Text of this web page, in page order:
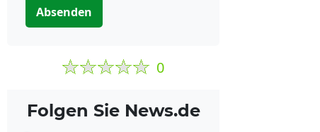
Absenden
0
Folgen Sie News.de